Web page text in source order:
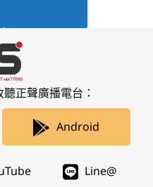
正聲廣播電台：
Android
Line@